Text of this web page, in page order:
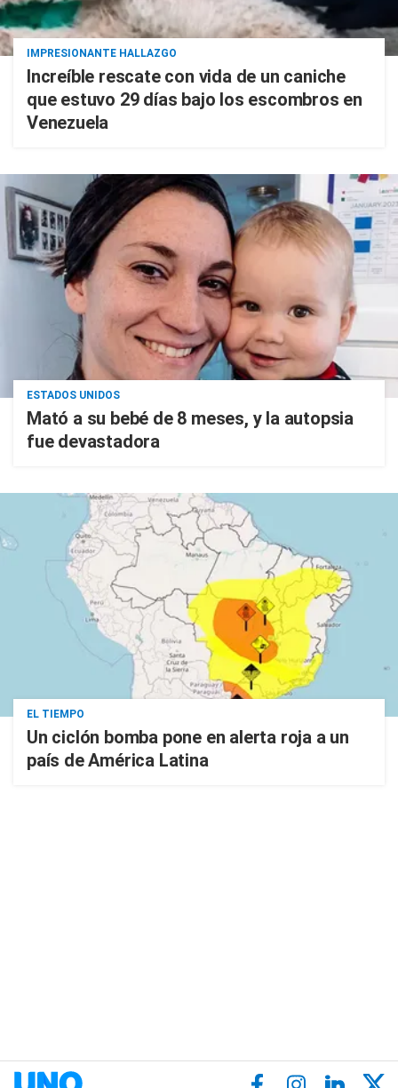
IMPRESIONANTE HALLAZGO
Increíble rescate con vida de un caniche
que estuvo 29 días bajo los escombros en
Venezuela
ESTADOS UNIDOS
Mató a su bebé de 8 meses, y la autopsia
fue devastadora
EL TIEMPO
Un ciclón bomba pone en alerta roja a un
país de América Latina